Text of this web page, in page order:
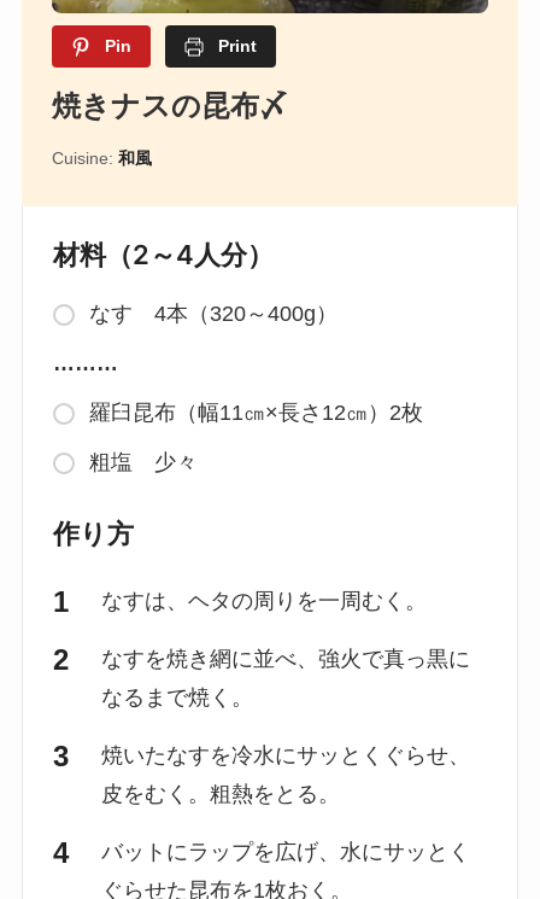
Pin Print
焼きナスの昆布〆
Cuisine: 和風
材料（2～4人分）
なす 4本（320～400g）
………
羅臼昆布（幅11㎝×長さ12㎝）2枚
粗塩 少々
作り方
なすは、ヘタの周りを一周むく。
なすを焼き網に並べ、強火で真っ黒に
なるまで焼く。
焼いたなすを冷水にサッとくぐらせ、
皮をむく。粗熱をとる。
バットにラップを広げ、水にサッとく
ぐらせた昆布を1枚おく。